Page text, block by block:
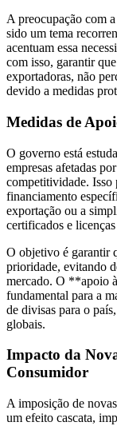
A preocupação com
sido um tema
acentuam essa
com isso, garantir
exportadoras, não
devido a medidas
Medidas de
O governo está
empresas afetadas
competitividade. Isso
financiamento
exportação ou a
certificados e
O objetivo é garantir
prioridade, evitando
mercado. O **apoio
fundamental para a
de divisas para o
globais.
Impacto da
Consumidor
A imposição de
um efeito cascata,